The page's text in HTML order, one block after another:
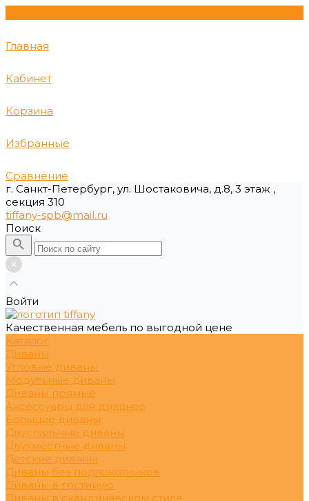
Главная
Кабинет
Корзина
Избранные
Сравнение
г. Санкт-Петербург, ул. Шостаковича, д.8, 3 этаж ,
секция 310
tiffany-spb@mail.ru
Поиск
Войти
Качественная мебель по выгодной цене
Каталог
Диваны
Угловые диваны
Модульные диваны
Диваны прямые
Аксессуары для диванов
Большие диваны
Двуспальные диваны
Двухместные диваны
Детские диваны
Диваны без подлокотников
Диваны в гостиную
Диваны в скандинавском стиле